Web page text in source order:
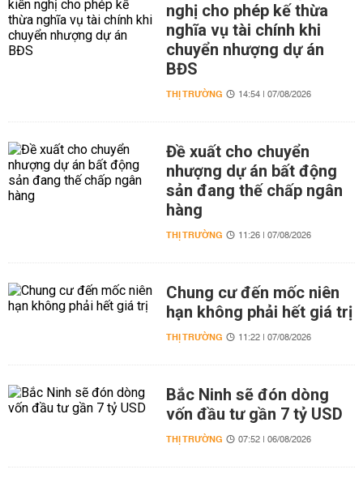
nghị cho phép kế thừa
nghĩa vụ tài chính khi
chuyển nhượng dự án
BĐS
THỊ TRƯỜNG 14:54 | 07/08/2026
Đề xuất cho chuyển
nhượng dự án bất động
sản đang thế chấp ngân
hàng
THỊ TRƯỜNG 11:26 | 07/08/2026
Chung cư đến mốc niên
hạn không phải hết giá trị
THỊ TRƯỜNG 11:22 | 07/08/2026
Bắc Ninh sẽ đón dòng
vốn đầu tư gần 7 tỷ USD
THỊ TRƯỜNG 07:52 | 06/08/2026